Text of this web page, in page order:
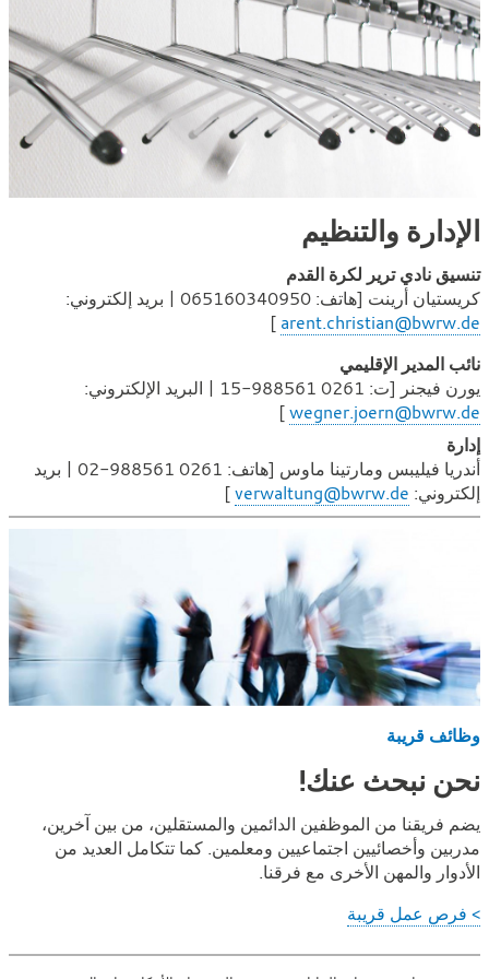
الإدارة والتنظيم
تنسيق نادي ترير لكرة القدم
كريستيان أرينت [هاتف: 065160340950 | بريد إلكتروني:
arent.christian@bwrw.de
]
نائب المدير الإقليمي
يورن فيجنر [ت: 0261 988561-15 | البريد الإلكتروني:
wegner.joern@bwrw.de
]
إدارة
أندريا فيليبس ومارتينا ماوس [هاتف: 0261 988561-02 | بريد
إلكتروني: verwaltung@bwrw.de
]
وظائف قريبة
نحن نبحث عنك!
يضم فريقنا من الموظفين الدائمين والمستقلين، من بين آخرين،
مدربين وأخصائيين اجتماعيين ومعلمين. كما تتكامل العديد من
الأدوار والمهن الأخرى مع فرقنا.
> فرص عمل قريبة